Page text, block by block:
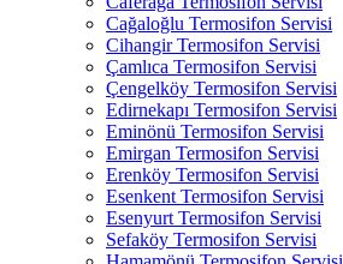
Cağaloğlu Termosifon Servisi
Cihangir Termosifon Servisi
Çamlıca Termosifon Servisi
Çengelköy Termosifon Servisi
Edirnekapı Termosifon Servisi
Eminönü Termosifon Servisi
Emirgan Termosifon Servisi
Erenköy Termosifon Servisi
Esenkent Termosifon Servisi
Esenyurt Termosifon Servisi
Sefaköy Termosifon Servisi